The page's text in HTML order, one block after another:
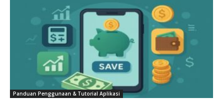
Panduan Penggunaan & Tutorial Aplikasi